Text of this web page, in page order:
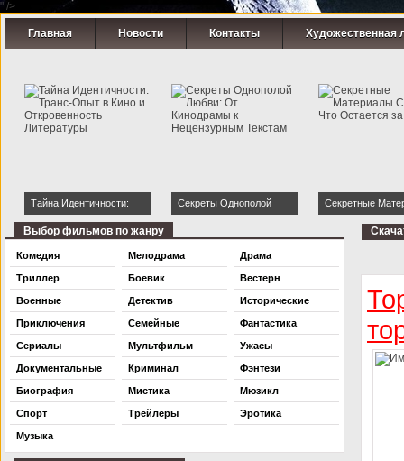
" />
Главная Новости Контакты Художественная
Тайна Идентичности:
Транс-Опыт в Кино и
Литературы
Секреты Однополой
Секретные
Страсти: Что
Выбор фильмов по жанру
Комедия
Триллер
Военные
Приключения
Сериалы
Документальные
Биография
Спорт
Музыка
Мелодрама
Боевик
Детектив
Семейные
Мультфильм
Криминал
Мистика
Трейлеры
Драма
Вестерн
Исторические
Фантастика
Ужасы
Фэнтези
Мюзикл
Эротика